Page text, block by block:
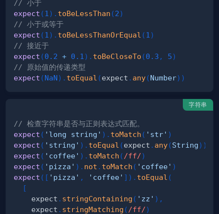
// 小于
expect (1 ) . toBeLessThan (2)
// 小于或等于
expect (1 ) . toBeLessThanOrEqual (1 )
// 接近于
expect (0.2 + 0.1 ) . toBeCloseTo (0.3 , 5)
// 原始值的传递类型
expect (NaN) . toEqual (expect . any(Number) )
字符串
// 检查字符串是否与正则表达式匹配。
expect ( 'long string' ) . toMatch ( 'str' )
expect ( 'string' ) . toEqual (expect . any(String) )
expect ( 'coffee' ) . toMatch ( /ff/)
expect ( 'pizza' ) . not . toMatch ( 'coffee' )
expect ( [ 'pizza' , 'coffee' ] ) . toEqual (
[
    expect
. stringContaining ( 'zz' ) ,
    expect
. stringMatching ( /ff/)